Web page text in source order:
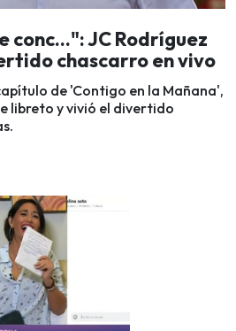
JC Rodríguez
chascarro en vivo
de 'Contigo en la Mañana',
libreto y vivió el divertido